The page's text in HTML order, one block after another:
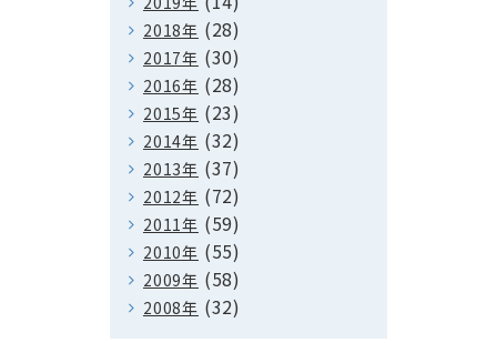
2018年 (28)
2017年 (30)
2016年 (28)
2015年 (23)
2014年 (32)
2013年 (37)
2012年 (72)
2011年 (59)
2010年 (55)
2009年 (58)
2008年 (32)